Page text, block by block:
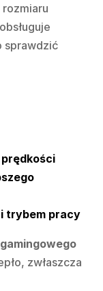
sprawdzić
trybem pracy
zwłaszcza